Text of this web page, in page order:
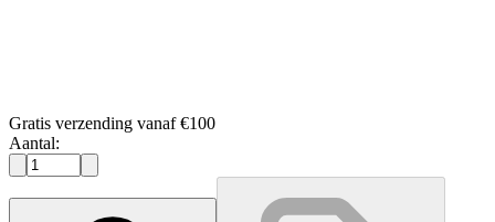
Gratis verzending vanaf €100
Aantal: